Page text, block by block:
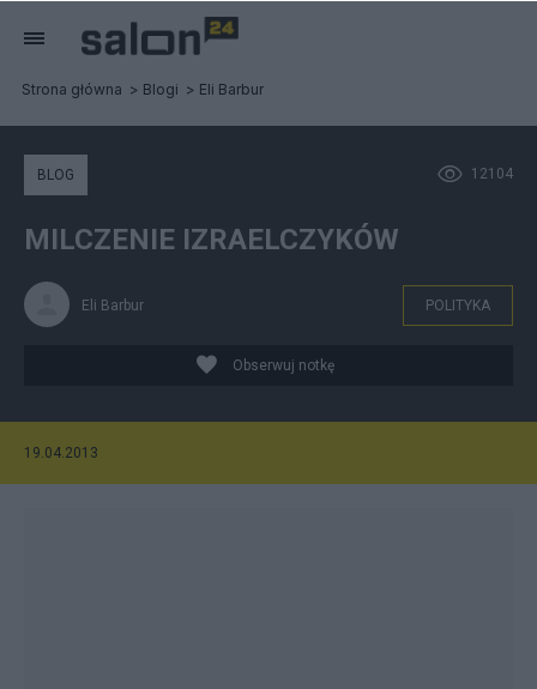
Strona główna Blogi Eli Barbur
12104
BLOG
MILCZENIE IZRAELCZYKÓW
Eli Barbur POLITYKA
Obserwuj notkę
19.04.2013